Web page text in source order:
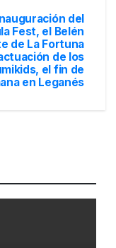
del
Fest, el Belén
de La Fortuna
de los
el fin de
en Leganés